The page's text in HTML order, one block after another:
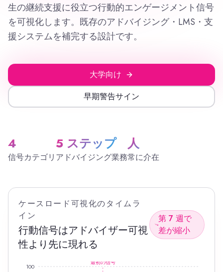
生の継続支援に役立つ行動的エンゲージメント信号
を可視化します。既存のアドバイジング・LMS・支
援システムを補完する設計です。
大学向け
早期警告サイン
4
信号カテゴリ
5 ステップ
アドバイジング業務
人
常に介在
ケースロード可視化のタイムラ
イン
行動信号はアドバイザー可視
性より先に現れる
第 7 週で
差が縮小
100
最初の信号